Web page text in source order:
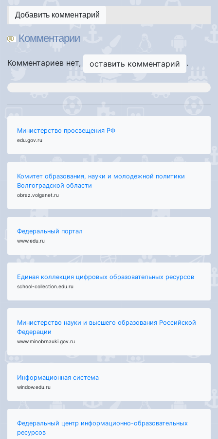
Добавить комментарий
Комментарии
Комментариев нет, оставить комментарий .
Министерство просвещения РФ
edu.gov.ru
Комитет образования, науки и молодежной политики
Волгоградской области
obraz.volganet.ru
Федеральный портал
www.edu.ru
Единая коллекция цифровых образовательных ресурсов
school-collection.edu.ru
Министерство науки и высшего образования Российской
Федерации
www.minobrnauki.gov.ru
Информационная система
window.edu.ru
Федеральный центр информационно-образовательных
ресурсов